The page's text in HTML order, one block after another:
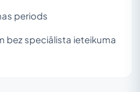
periods
bez speciālista ieteikuma